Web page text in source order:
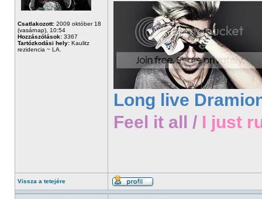
Csatlakozott: 2009 október 18
(vasárnap), 10:54
Hozzászólások: 3367
Tartózkodási hely: Kaulitz
rezidencia ~ LA.
Long live
Feel it all / I just
Vissza a tetejére